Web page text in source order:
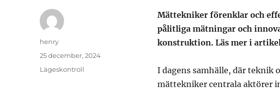
Mättekniker förenklar och
pålitliga mätningar och
konstruktion. Läs mer i
I dagens samhälle, där teknik
mättekniker centrala aktörer
Författare
henry
Publicerat
den
25 december, 2024
Kategorier
Lägeskontroll